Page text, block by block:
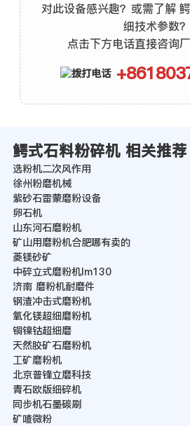
对此设备感兴趣？或需了解
细技术参数？
点击下方电话直接咨询厂
鳄式石料粉碎机 相关推荐
选粉机二次风作用
徐州粉磨机械
紫砂石雷蒙磨粉设备
卵石机
山东河石磨粉机
矿山用磨粉机合肥哪有卖的
菱镁砂矿
中碎立式磨粉机lm130
济南 磨粉机耐磨件
钢渣冲击式磨粉机
氧化镁超细磨粉机
铜镍钴超细磨
天然胶矿石磨粉机
工矿磨粉机
北京普锋立磨科技
青石欧版细碎机
同步机石墨碳刷
矿喳微粉